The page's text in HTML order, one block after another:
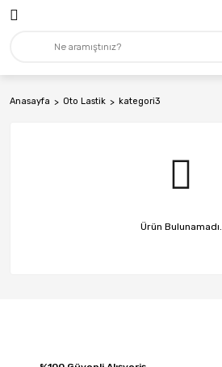
Anasayfa Oto Lastik kategori3
Ürün Bulunamadı.